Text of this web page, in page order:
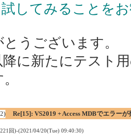
してみることを
うございます。
降に新たにテスト
Re[15]: VS2019 + Access MDBでエラーが
回)-(2021/04/20(Tue) 09:40:30)